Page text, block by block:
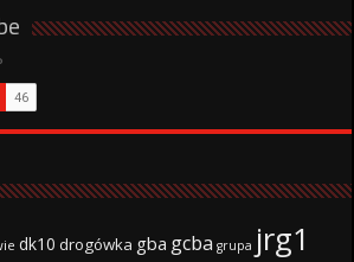
dk10 drogówka gba gcba grupa jrg1